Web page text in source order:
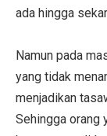
ada hingga
Namun pada
yang tidak
menjadikan
Sehingga orang